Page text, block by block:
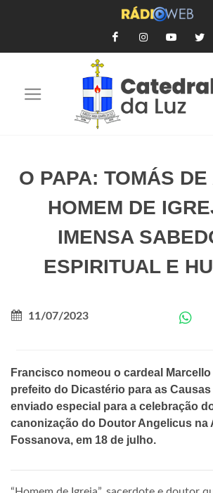
O PAPA: TOMÁS DE
HOMEM DE
IMENSA
ESPIRITUAL E
11/07/2023
Francisco nomeou o cardeal
prefeito do Dicastério para as
enviado especial para a celebração
canonização do Doutor Angelicus na
Fossanova, em 18 de julho.